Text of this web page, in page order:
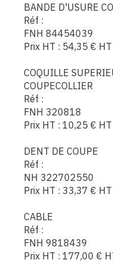
BANDE D'USURE
Réf :
FNH 84454039
Prix HT : 54,35 € HT
COQUILLE
COUPECOLLIER
Réf :
FNH 320818
Prix HT : 10,25 € HT
DENT DE COUPE
Réf :
NH 322702550
Prix HT : 33,37 € HT
CABLE
Réf :
FNH 9818439
Prix HT : 177,00 €